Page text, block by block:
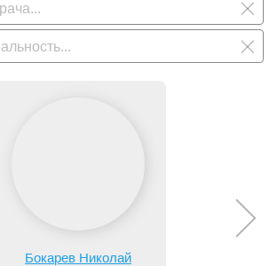
вытяжение позвоночника.
реабилитационно - восстановительная
мужчин;
Бокарев Николай